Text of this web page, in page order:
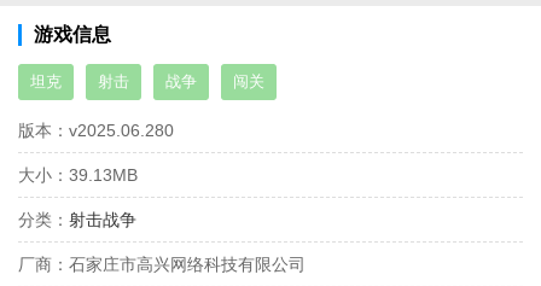
游戏信息
坦克 射击 战争 闯关
版本： v2025.06.280
大小： 39.13MB
分类： 射击战争
厂商： 石家庄市高兴网络科技有限公司